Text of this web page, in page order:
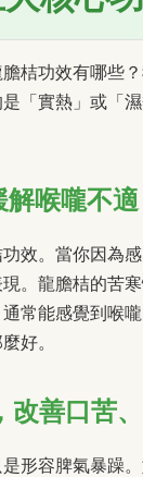
桔功效有哪些
「實熱」或「
解喉嚨不適
效。當你因為
。龍膽桔的苦
常能感覺到喉
好。
改善口苦
形容脾氣暴躁